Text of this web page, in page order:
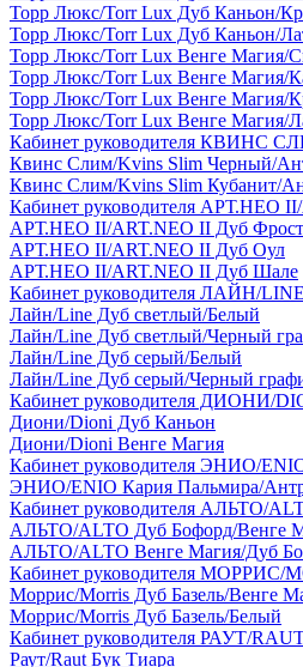
Торр Люкс/Torr Lux Дуб Каньон/
Торр Люкс/Torr Lux Дуб Каньон/
Торр Люкс/Torr Lux Венге Магия/
Торр Люкс/Torr Lux Венге Магия/
Торр Люкс/Torr Lux Венге Магия/
Торр Люкс/Torr Lux Венге Магия/
Кабинет руководителя КВИНС
Квинс Слим/Kvins Slim Черный/
Квинс Слим/Kvins Slim Кубанит/
Кабинет руководителя АРТ.НЕО
АРТ.НЕО II/ART.NEO II Дуб Фрост
АРТ.НЕО II/ART.NEO II Дуб Оул
АРТ.НЕО II/ART.NEO II Дуб Шале
Кабинет руководителя ЛАЙН/LINE
Лайн/Line Дуб светлый/Белый
Лайн/Line Дуб светлый/Черный
Лайн/Line Дуб серый/Белый
Лайн/Line Дуб серый/Черный
Кабинет руководителя ДИОНИ/
Диони/Dioni Дуб Каньон
Диони/Dioni Венге Магия
Кабинет руководителя ЭНИО/
ЭНИО/ENIO Кария Пальмира/
Кабинет руководителя АЛЬТО/
АЛЬТО/ALTO Дуб Бофорд/Венге
АЛЬТО/ALTO Венге Магия/Дуб
Кабинет руководителя МОРРИС/
Моррис/Morris Дуб Базель/Венге
Моррис/Morris Дуб Базель/Белый
Кабинет руководителя РАУТ/
Раут/Raut Бук Тиара